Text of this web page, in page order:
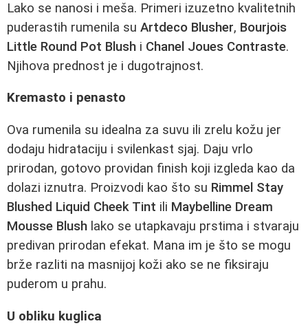
Lako se nanosi i meša. Primeri izuzetno kvalitetnih
puderastih rumenila su Artdeco Blusher, Bourjois
Little Round Pot Blush i Chanel Joues Contraste.
Njihova prednost je i dugotrajnost.
Kremasto i penasto
Ova rumenila su idealna za suvu ili zrelu kožu jer
dodaju hidrataciju i svilenkast sjaj. Daju vrlo
prirodan, gotovo providan finish koji izgleda kao da
dolazi iznutra. Proizvodi kao što su Rimmel Stay
Blushed Liquid Cheek Tint ili Maybelline Dream
Mousse Blush lako se utapkavaju prstima i stvaraju
predivan prirodan efekat. Mana im je što se mogu
brže razliti na masnijoj koži ako se ne fiksiraju
puderom u prahu.
U obliku kuglica